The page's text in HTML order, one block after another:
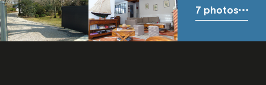
7 photos